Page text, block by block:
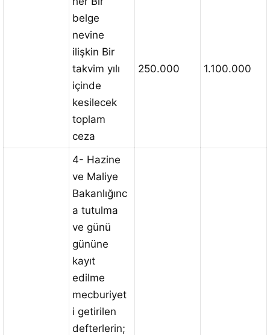
belge
nevine
ilişkin Bir
takvim yılı
içinde
kesilecek
toplam
ceza
250.000 1.100.000
4- Hazine
ve Maliye
Bakanlığınc
a tutulma
ve günü
gününe
kayıt
edilme
mecburiyet
i getirilen
defterlerin;